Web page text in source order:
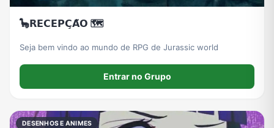
🦕𝗥𝗘𝗖𝗘𝗣𝗖̧𝗔̃𝗢 🗺️
Seja bem vindo ao mundo de RPG de Jurassic world
Entrar no Grupo
DESENHOS E ANIMES